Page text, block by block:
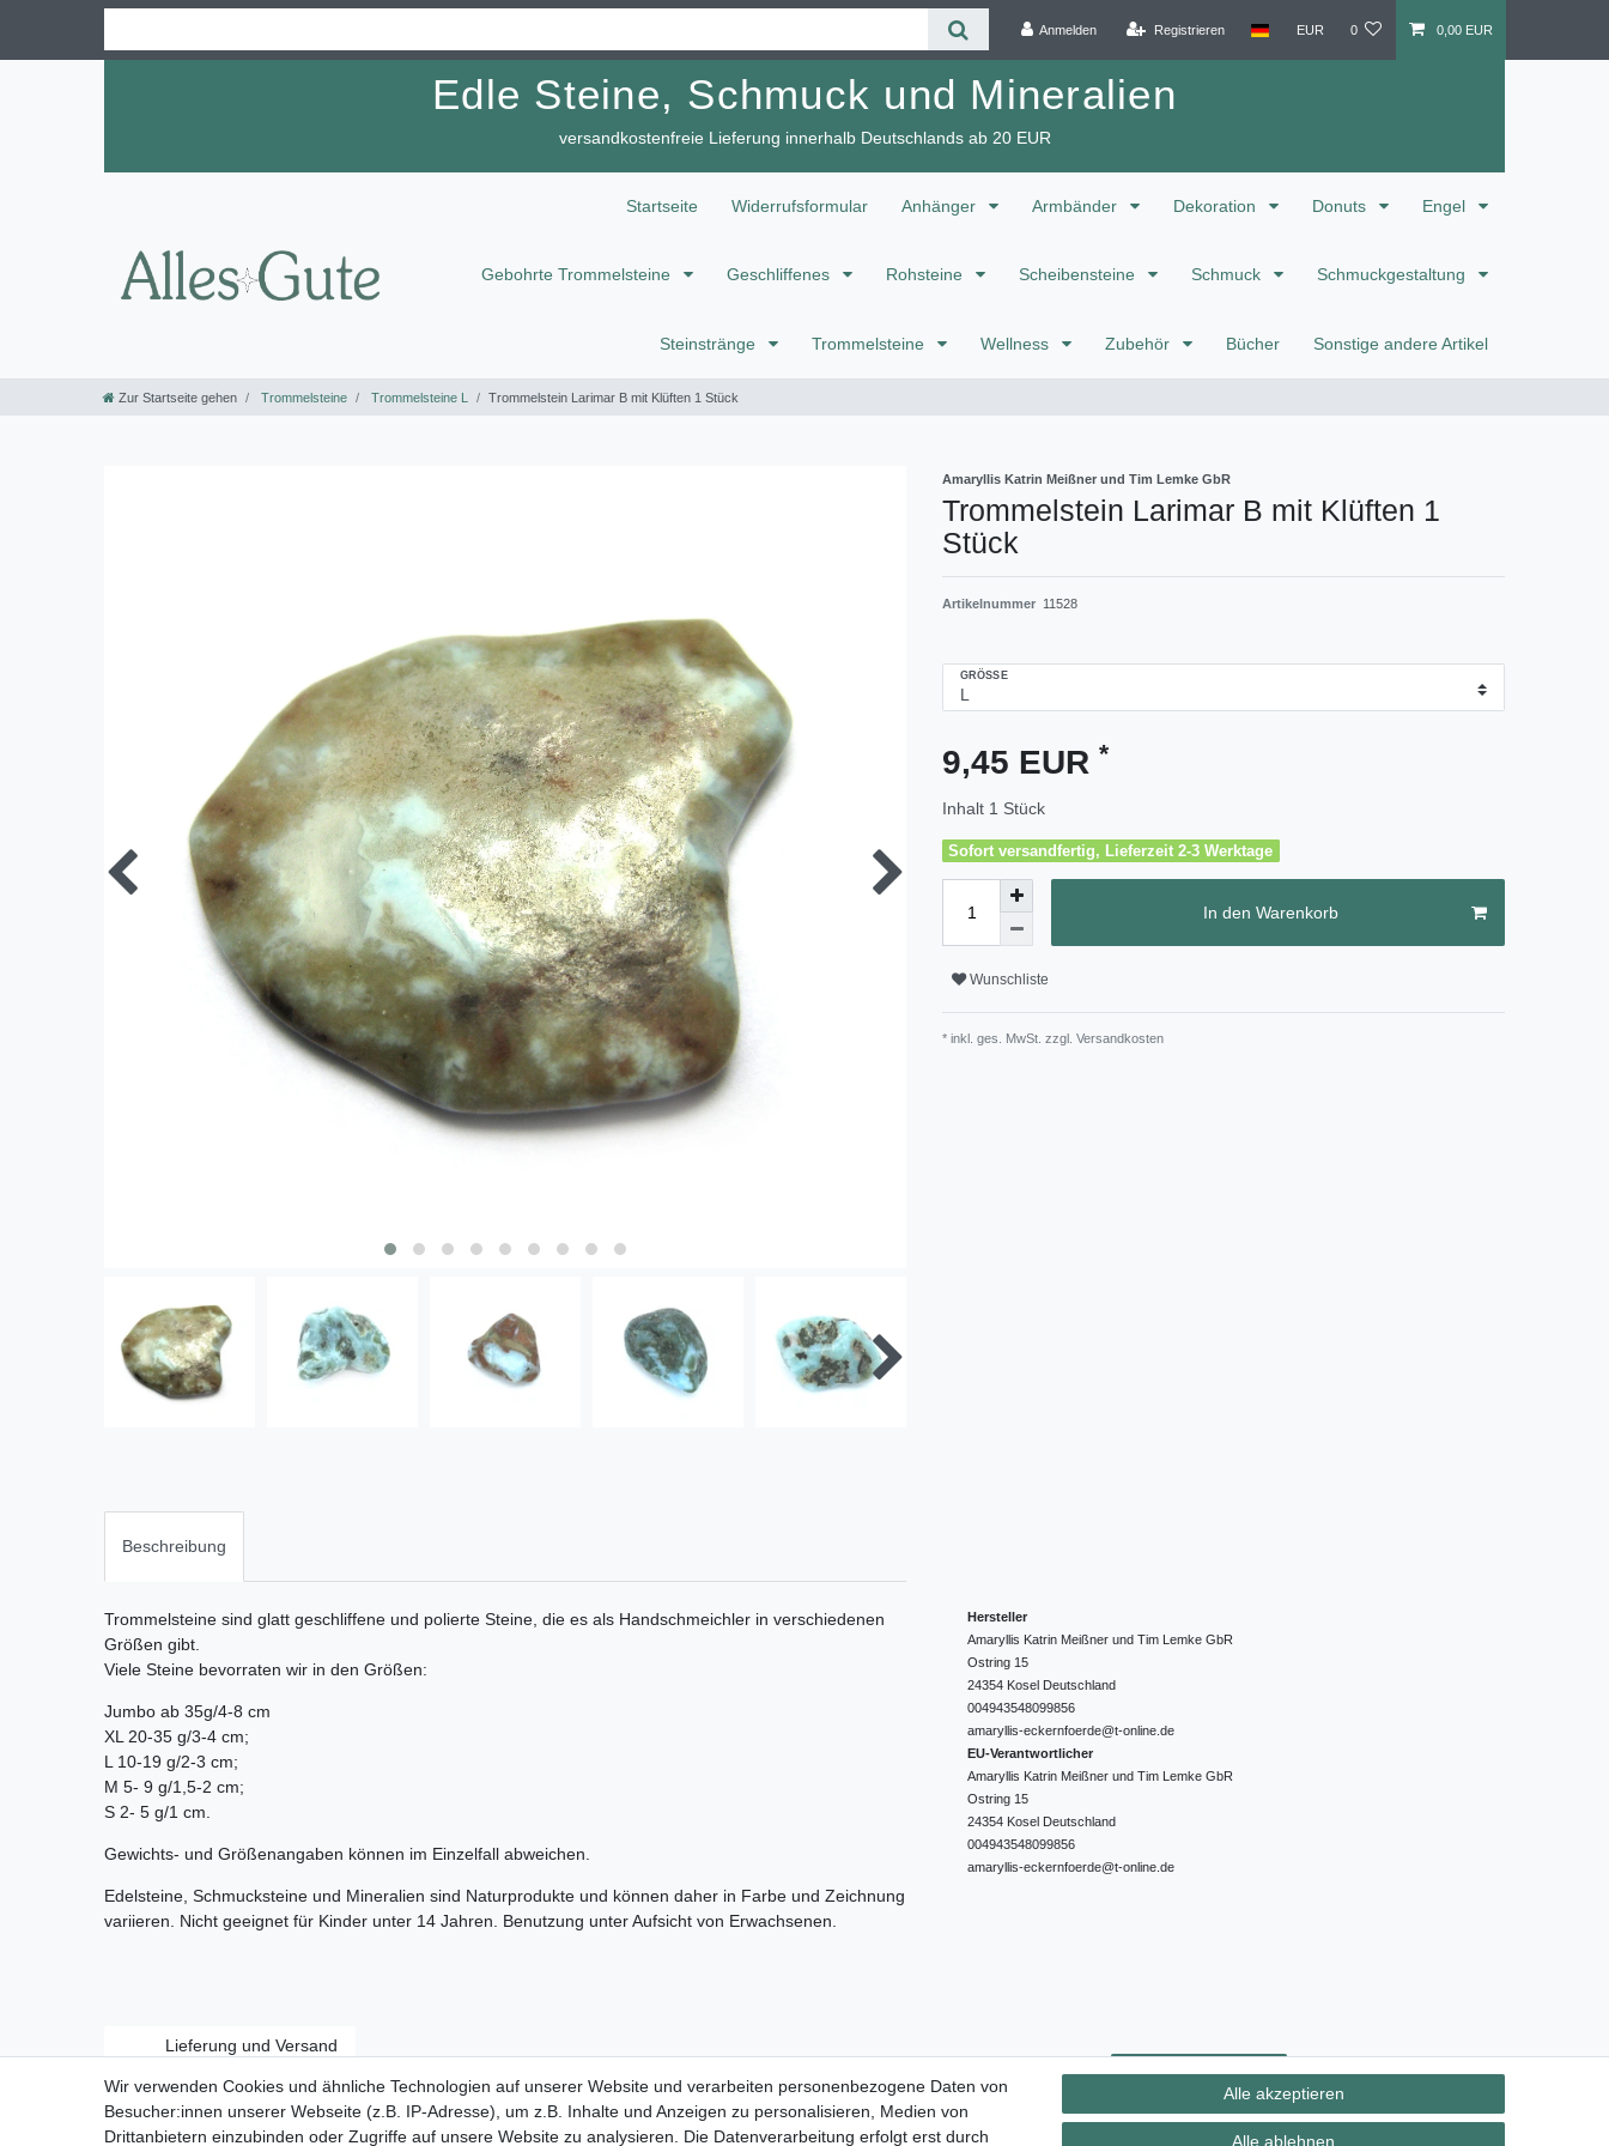
Anmelden Registrieren EUR 0 0,00 EUR
Edle Steine, Schmuck und Mineralien
versandkostenfreie Lieferung innerhalb Deutschlands ab 20 EUR
Startseite Widerrufsformular Anhänger Armbänder Dekoration Donuts Engel
Gebohrte Trommelsteine Geschliffenes Rohsteine Scheibensteine Schmuck Schmuckgestaltung
Steinstränge Trommelsteine Wellness Zubehör Bücher Sonstige andere Artikel
Zur Startseite gehen Trommelsteine Trommelsteine L Trommelstein Larimar B mit Klüften 1 Stück
Amaryllis Katrin Meißner und Tim Lemke GbR
Trommelstein Larimar B mit Klüften 1
Stück
Artikelnummer 11528
GRÖSSE
9,45 EUR *
Inhalt 1 Stück
Sofort versandfertig, Lieferzeit 2-3 Werktage
In den Warenkorb
Wunschliste
* inkl. ges. MwSt. zzgl. Versandkosten
Beschreibung
Trommelsteine sind glatt geschliffene und polierte Steine, die es als Handschmeichler in verschiedenen
Größen gibt.
Viele Steine bevorraten wir in den Größen:
Jumbo ab 35g/4-8 cm
XL 20-35 g/3-4 cm;
L 10-19 g/2-3 cm;
M 5- 9 g/1,5-2 cm;
S 2- 5 g/1 cm.
Gewichts- und Größenangaben können im Einzelfall abweichen.
Edelsteine, Schmucksteine und Mineralien sind Naturprodukte und können daher in Farbe und Zeichnung
variieren. Nicht geeignet für Kinder unter 14 Jahren. Benutzung unter Aufsicht von Erwachsenen.
Hersteller
Amaryllis Katrin Meißner und Tim Lemke GbR
Ostring 15
24354 Kosel Deutschland
004943548099856
amaryllis-eckernfoerde@t-online.de
EU-Verantwortlicher
Amaryllis Katrin Meißner und Tim Lemke GbR
Ostring 15
24354 Kosel Deutschland
004943548099856
amaryllis-eckernfoerde@t-online.de
Lieferung und Versand
Widerrufs­recht Vertrag widerrufen Kontakt
Wir verwenden Cookies und ähnliche Technologien auf unserer Website und verarbeiten personenbezogene Daten von
Besucher:innen unserer Webseite (z.B. IP-Adresse), um z.B. Inhalte und Anzeigen zu personalisieren, Medien von
Drittanbietern einzubinden oder Zugriffe auf unsere Website zu analysieren. Die Datenverarbeitung erfolgt erst durch
Alle akzeptieren
Alle ablehnen